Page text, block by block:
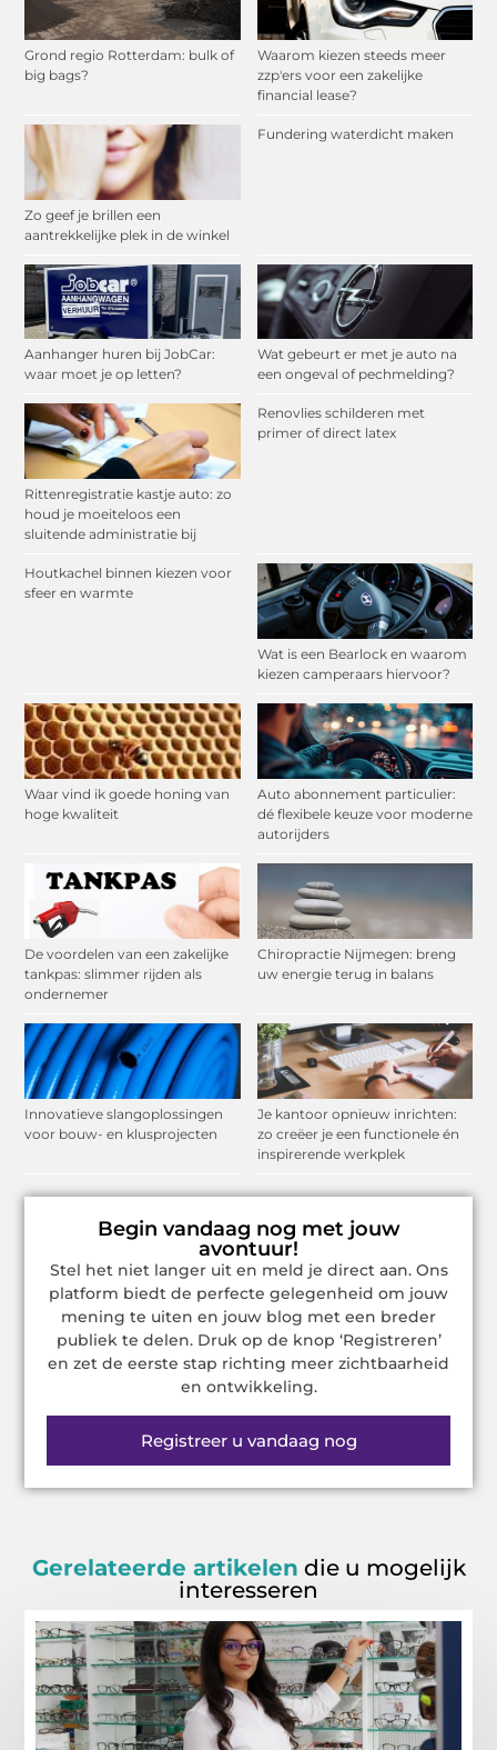
Grond regio Rotterdam: bulk of
big bags?
Waarom kiezen steeds meer
zzp'ers voor een zakelijke
financial lease?
Zo geef je brillen een
aantrekkelijke plek in de winkel
Fundering waterdicht maken
Aanhanger huren bij JobCar:
waar moet je op letten?
Wat gebeurt er met je auto na
een ongeval of pechmelding?
Rittenregistratie kastje auto: zo
houd je moeiteloos een
sluitende administratie bij
Renovlies schilderen met
primer of direct latex
Houtkachel binnen kiezen voor
sfeer en warmte
Wat is een Bearlock en waarom
kiezen camperaars hiervoor?
Waar vind ik goede honing van
hoge kwaliteit
Auto abonnement particulier:
dé flexibele keuze voor moderne
autorijders
De voordelen van een zakelijke
tankpas: slimmer rijden als
ondernemer
Chiropractie Nijmegen: breng
uw energie terug in balans
Innovatieve slangoplossingen
voor bouw- en klusprojecten
Je kantoor opnieuw inrichten:
zo creëer je een functionele én
inspirerende werkplek
Begin vandaag nog met jouw
avontuur!
Stel het niet langer uit en meld je direct aan. Ons
platform biedt de perfecte gelegenheid om jouw
mening te uiten en jouw blog met een breder
publiek te delen. Druk op de knop ‘Registreren’
en zet de eerste stap richting meer zichtbaarheid
en ontwikkeling.
Registreer u vandaag nog
Gerelateerde artikelen die u mogelijk
interesseren